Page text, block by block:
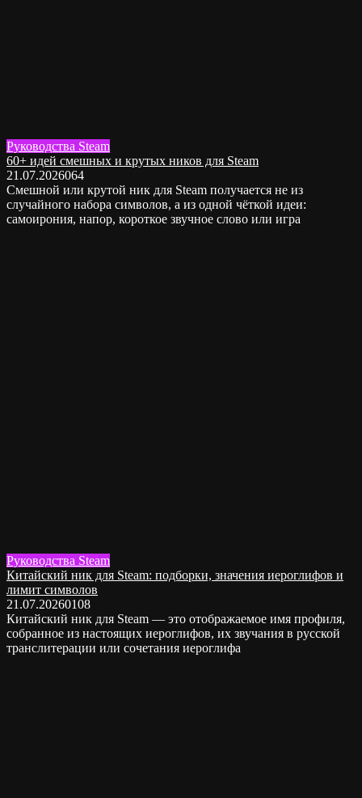
Руководства Steam
60+ идей смешных и крутых ников для Steam
21.07.2026064
Смешной или крутой ник для Steam получается не из
случайного набора символов, а из одной чёткой идеи:
самоирония, напор, короткое звучное слово или игра
Руководства Steam
Китайский ник для Steam: подборки, значения иероглифов и
лимит символов
21.07.20260108
Китайский ник для Steam — это отображаемое имя профиля,
собранное из настоящих иероглифов, их звучания в русской
транслитерации или сочетания иероглифа